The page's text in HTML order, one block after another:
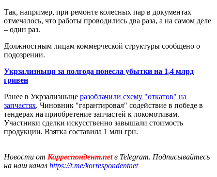
Так, например, при ремонте колесных пар в документах
отмечалось, что работы проводились два раза, а на самом деле
– один раз.
Должностным лицам коммерческой структуры сообщено о
подозрении.
Укрзализныця за полгода понесла убытки на 1,4 млрд
гривен
Ранее в Укрзализныце разоблачили схему "откатов" на
запчастях. Чиновник "гарантировал" содействие в победе в
тендерах на приобретение запчастей к локомотивам.
Участники сделки искусственно завышали стоимость
продукции. Взятка составила 1 млн грн.
Новости от Корреспондент.netв Telegram. Подписывайтесь
на наш канал https://t.me/korrespondentnet